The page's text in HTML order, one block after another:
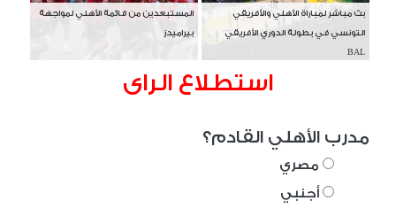
بث مباشر لمباراة الأهلي والأفريقي
التونسي في بطولة الدوري الأفريقي
BAL
المستبعدين من قائمة الأهلي لمواجهة
بيراميدز
استطلاع الراى
مدرب الأهلي القادم؟
مصري
أجنبي